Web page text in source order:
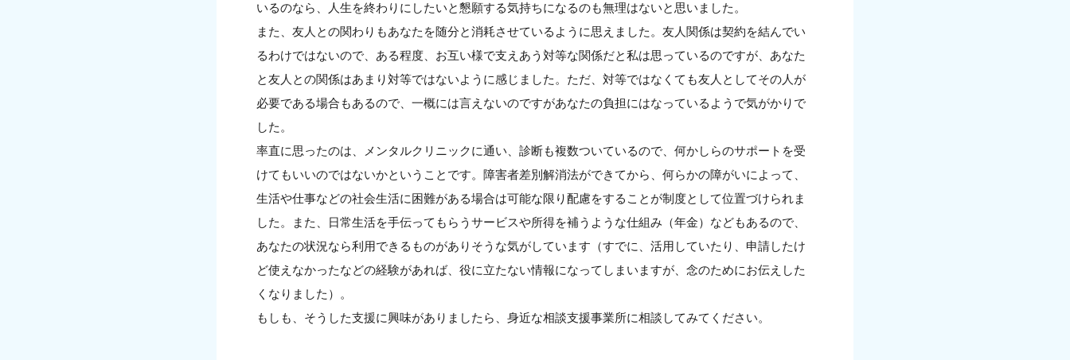
いるのなら、人生を終わりにしたいと懇願する気持ちになるのも無理はないと思いました。
また、友人との関わりもあなたを随分と消耗させているように思えました。友人関係は契約を結んでい
るわけではないので、ある程度、お互い様で支えあう対等な関係だと私は思っているのですが、あなた
と友人との関係はあまり対等ではないように感じました。ただ、対等ではなくても友人としてその人が
必要である場合もあるので、一概には言えないのですがあなたの負担にはなっているようで気がかりで
した。
率直に思ったのは、メンタルクリニックに通い、診断も複数ついているので、何かしらのサポートを受
けてもいいのではないかということです。障害者差別解消法ができてから、何らかの障がいによって、
生活や仕事などの社会生活に困難がある場合は可能な限り配慮をすることが制度として位置づけられま
した。また、日常生活を手伝ってもらうサービスや所得を補うような仕組み（年金）などもあるので、
あなたの状況なら利用できるものがありそうな気がしています（すでに、活用していたり、申請したけ
ど使えなかったなどの経験があれば、役に立たない情報になってしまいますが、念のためにお伝えした
くなりました）。
もしも、そうした支援に興味がありましたら、身近な相談支援事業所に相談してみてください。